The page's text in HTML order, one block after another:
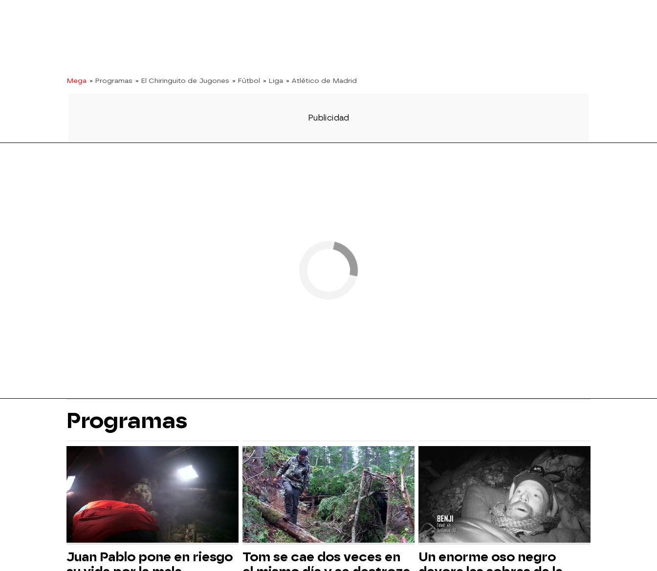
Mega » Programas » El Chiringuito de Jugones » Fútbol » Liga » Atlético de Madrid
Programas
Juan Pablo pone en riesgo
Tom se cae dos veces en
Un enorme oso negro